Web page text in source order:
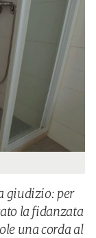
giudizio: per
la fidanzata
una corda al